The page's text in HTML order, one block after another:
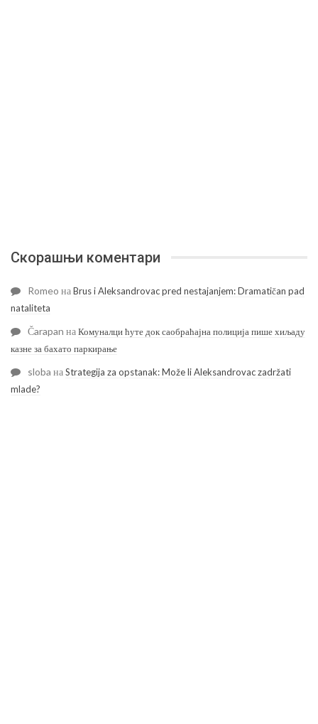
Скорашњи коментари
Romeo наBrus i Aleksandrovac pred nestajanjem: Dramatičan pad
nataliteta
Čarapan наКомуналци ћуте док саобраћајна полиција пише хиљаду
казне за бахато паркирање
sloba наStrategija za opstanak: Može li Aleksandrovac zadržati
mlade?